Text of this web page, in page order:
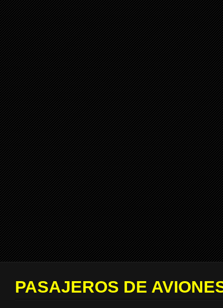
PASAJEROS DE